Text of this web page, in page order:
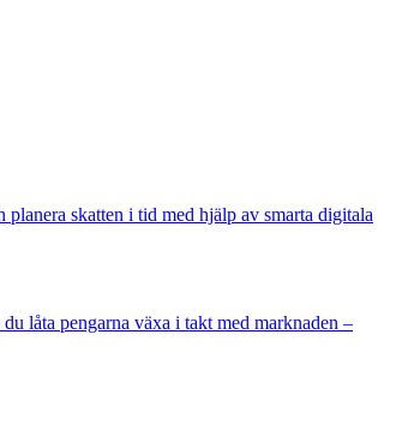
skatten i tid med hjälp av smarta digitala
låta pengarna växa i takt med marknaden –